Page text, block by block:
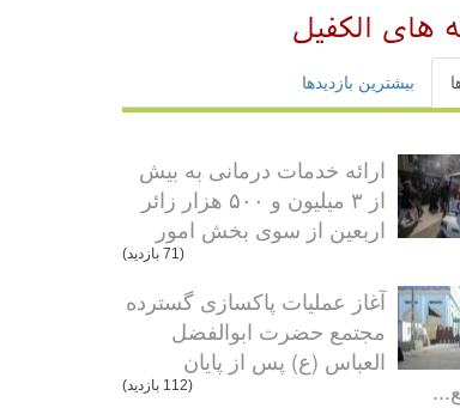
الکفیل
بیشترین بازدیدها
ارائه خدمات درمانی به بیش
از ۳ میلیون و ۵۰۰ هزار زائر
اربعین از سوی بخش امور
(71 بازدید)
آغاز عملیات پاکسازی گسترده
مجتمع حضرت ابوالفضل
العباس (ع) پس از پایان
(112 بازدید)